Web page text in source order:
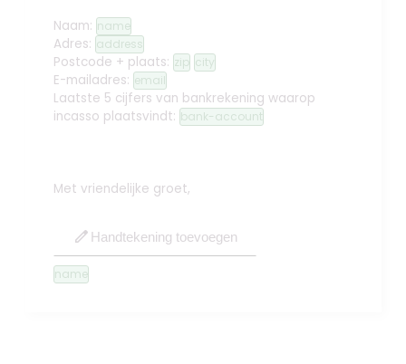
Naam: name
Adres: address
Postcode + plaats: zip city
E-mailadres: email
Laatste 5 cijfers van bankrekening waarop
incasso plaatsvindt: bank-account
Met vriendelijke groet,
edit Handtekening toevoegen
name